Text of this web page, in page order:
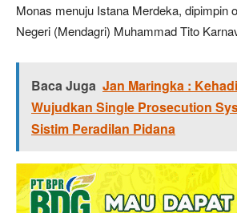
Monas menuju Istana Merdeka, dipimpin
Negeri (Mendagri) Muhammad Tito
Baca Juga Jan Maringka :
Wujudkan Single Prosecution
Sistim Peradilan Pidana